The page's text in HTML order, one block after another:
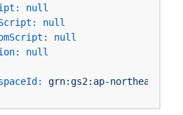
null
null
null
null
grn:gs2:ap-northeast-